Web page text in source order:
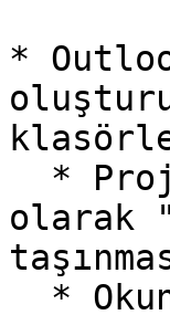
*
olarak